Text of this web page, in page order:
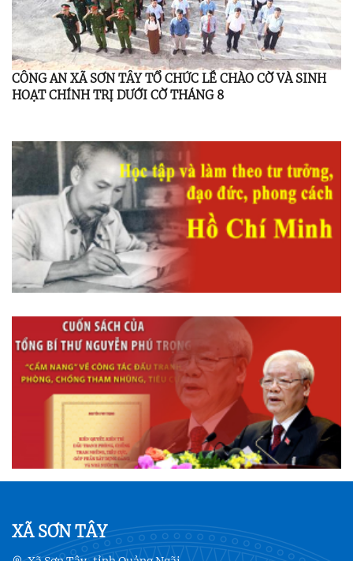
CÔNG AN XÃ SƠN TÂY TỔ CHỨC LỄ CHÀO CỜ VÀ SINH
HOẠT CHÍNH TRỊ DƯỚI CỜ THÁNG 8
XÃ SƠN TÂY